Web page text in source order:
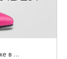
в ...